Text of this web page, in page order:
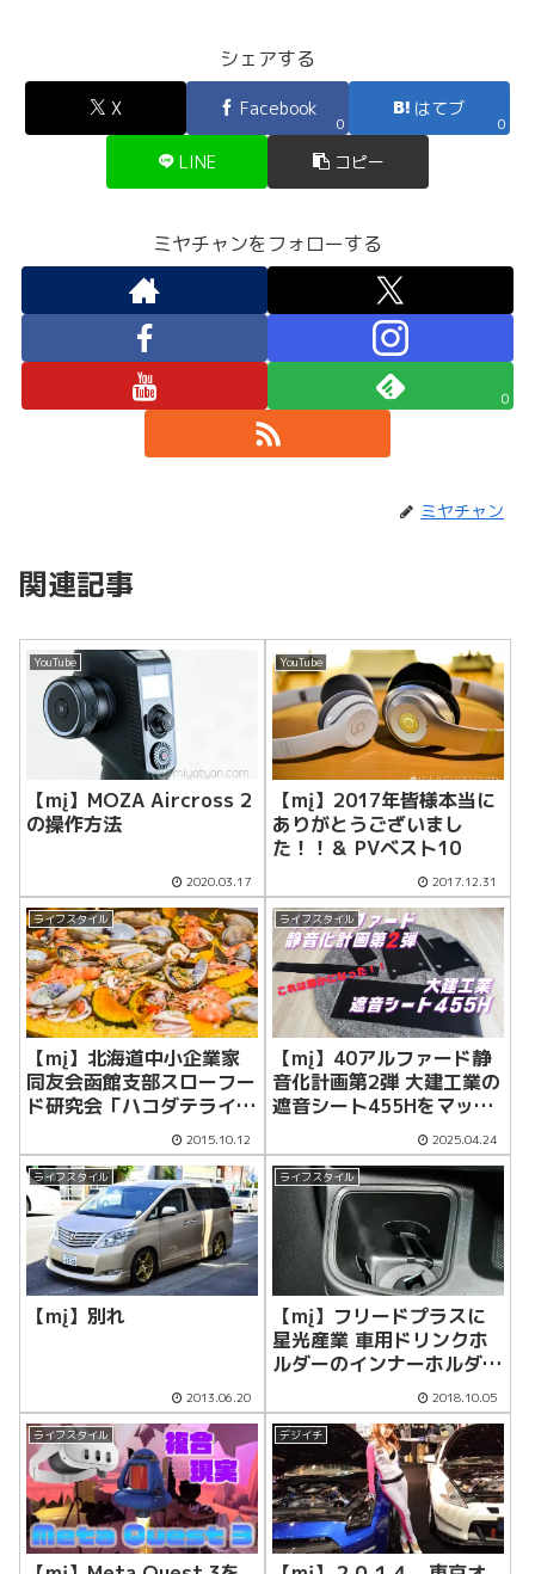
シェアする
X Facebook
0
はてブ
0
LINE コピー
ミヤチャンをフォローする
0
ミヤチャン
関連記事
YouTube
【mį】MOZA Aircross 2
の操作方法
2020.03.17
YouTube
【mį】2017年皆様本当に
ありがとうございまし
た！！＆ PVベスト10
2017.12.31
ライフスタイル
【mį】北海道中小企業家
同友会函館支部スローフー
ド研究会「ハコダテライ
ス」お披露目会に撮影で行
って来ました！！
2015.10.12
ライフスタイル
【mį】40アルファード静
音化計画第2弾 大建工業の
遮音シート455Hをマット
下に敷いてみた！！2025.04.24
ライフスタイル
【mį】別れ
2013.06.20
ライフスタイル
【mį】フリードプラスに
星光産業 車用ドリンクホ
ルダーのインナーホルダー
EB-195を装備！！2018.10.05
ライフスタイル デジイチ